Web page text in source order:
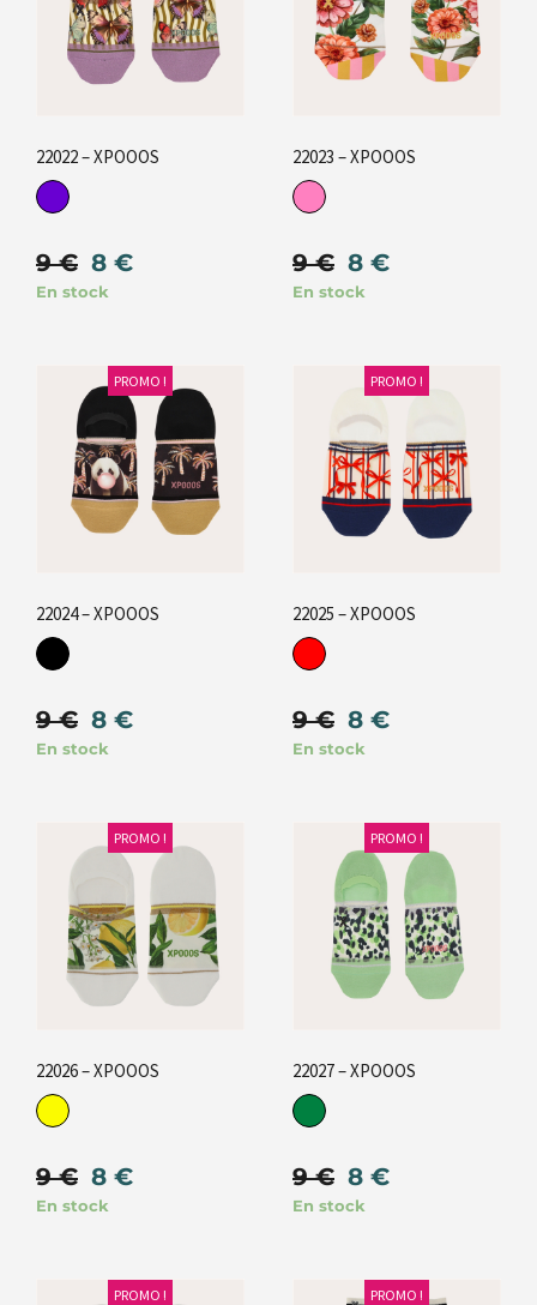
22022 – XPOOOS
9€ 8 €
En stock
22023 – XPOOOS
9€ 8 €
En stock
PROMO !
22024 – XPOOOS
9€ 8 €
En stock
PROMO !
22025 – XPOOOS
9€ 8 €
En stock
PROMO !
22026 – XPOOOS
9€ 8 €
En stock
PROMO !
22027 – XPOOOS
9€ 8 €
En stock
PROMO ! PROMO !